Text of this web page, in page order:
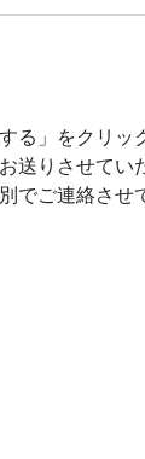
る」をクリッ
送りさせてい
ご連絡させ